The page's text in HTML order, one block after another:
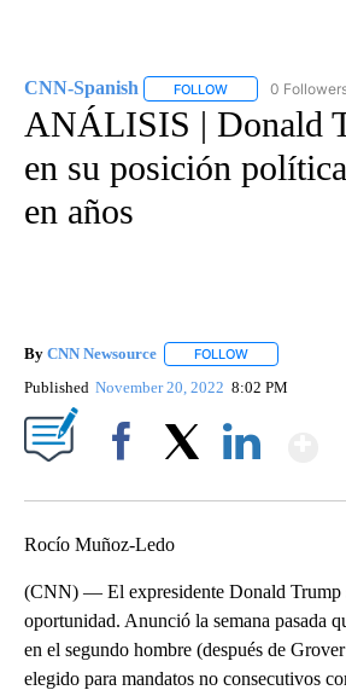
CNN-Spanish FOLLOW FOLLOW "CNN-
0
ANÁLISIS | Donald
en su posición
en años
By CNN Newsource FOLLOW
Published November 20, 2022 8:02 PM
Rocío Muñoz-Ledo
(CNN) — El expresidente Donald Trump
oportunidad. Anunció la semana pasada
en el segundo hombre (después de
elegido para mandatos no consecutivos